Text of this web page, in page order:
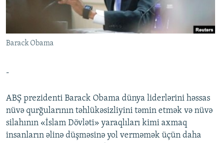
AZƏRBAYCAN ƏDƏBIYYATI KITABXANASI
İSLAM VƏ DEMOKRATIYA
İZ - MƏDƏNIYYƏT PROQRAMI
PEŞƏ ETIKASI VƏ JURNALISTIKA STANDARTLARIMIZ
MATERIALLARIMIZDAN ISTIFADƏ
XƏBƏR BÜLLETENLƏRIMIZ
Barack Obama
-
ABŞ prezidenti Barack Obama dünya liderlərini həssas
nüvə qurğularının təhlükəsizliyini təmin etmək və nüvə
silahının «İslam Dövləti» yaraqlıları kimi axmaq
insanların əlinə düşməsinə yol verməmək üçün daha